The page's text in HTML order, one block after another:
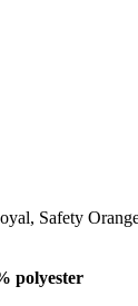
Safety
polyester